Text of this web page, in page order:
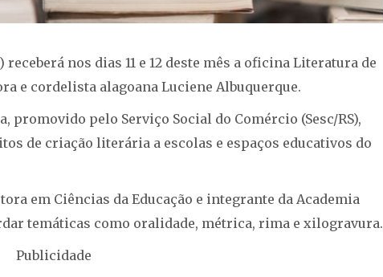
nos dias 11 e 12 deste mês a oficina Literatura de
e cordelista alagoana Luciene Albuquerque.
promovido pelo Serviço Social do Comércio (Sesc/RS),
de criação literária a escolas e espaços educativos do
em Ciências da Educação e integrante da Academia
temáticas como oralidade, métrica, rima e xilogravura.
Publicidade